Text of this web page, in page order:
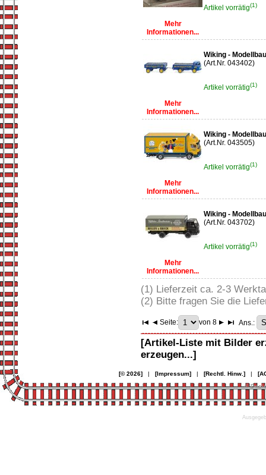
Mehr
Informationen...
Artikel vorrätig(1)
Mehr
Informationen...
Wiking -
(Art.Nr. 043402)
Artikel vorrätig(1)
Mehr
Informationen...
Wiking -
(Art.Nr. 043505)
Artikel vorrätig(1)
Mehr
Informationen...
Wiking -
(Art.Nr. 043702)
Artikel vorrätig(1)
(1) Lieferzeit ca. 2-3
(2) Bitte fragen Sie die
Seite: von 8 Ans.:
[Artikel-Liste mit Bilder
erzeugen...]
[© 2026]| [Impressum]| [Rechtl. Hinw.]|
©